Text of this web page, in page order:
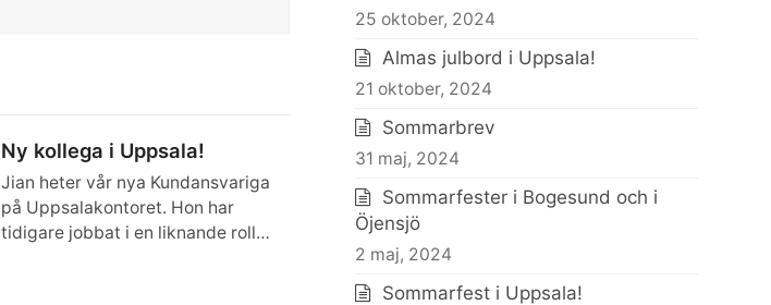
Ny kollega i Uppsala!
Jian heter vår nya Kundansvariga
på Uppsalakontoret. Hon har
tidigare jobbat i en liknande roll…
25 oktober, 2024
Almas julbord i Uppsala!
21 oktober, 2024
Sommarbrev
31 maj, 2024
Sommarfester i Bogesund och i
Öjensjö
2 maj, 2024
Sommarfest i Uppsala!